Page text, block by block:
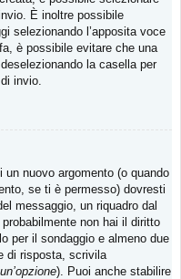
È inoltre possibile
selezionando l’apposita voce
è possibile evitare che una
la casella per
invio.
nuovo argomento (o quando
se ti è permesso) dovresti
messaggio, un riquadro dal
non hai il diritto
per il sondaggio e almeno due
di risposta, scrivila
). Puoi anche stabilire